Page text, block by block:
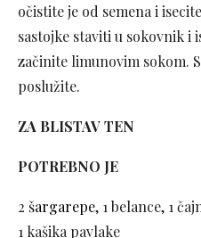
očistite je od semena i
sastojke staviti u sokovnik i
začinite limunovim sokom.
poslužite.
ZA BLISTAV TEN
POTREBNO JE
2 šargarepe, 1 belance, 1
1 kašika pavlake